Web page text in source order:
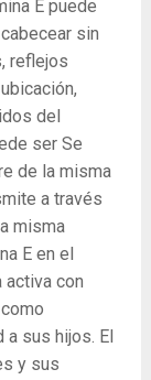
E puede
sin
reflejos
del
ser Se
de la misma
a través
misma
E en el
activa con
a sus hijos. El
y sus